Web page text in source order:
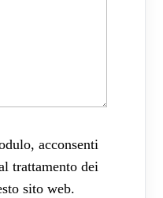
acconsenti
trattamento dei
sito web.